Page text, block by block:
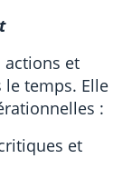
et
temps. Elle
:
et